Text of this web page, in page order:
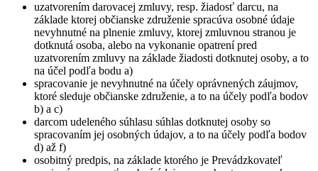
uzatvorením darovacej zmluvy, resp. žiadosť darcu, na
základe ktorej občianske združenie spracúva osobné údaje
nevyhnutné na plnenie zmluvy, ktorej zmluvnou stranou je
dotknutá osoba, alebo na vykonanie opatrení pred
uzatvorením zmluvy na základe žiadosti dotknutej osoby, a to
na účel podľa bodu a)
spracovanie je nevyhnutné na účely oprávnených záujmov,
ktoré sleduje občianske združenie, a to na účely podľa bodov
b) a c)
darcom udeleného súhlasu súhlas dotknutej osoby so
spracovaním jej osobných údajov, a to na účely podľa bodov
d) až f)
osobitný predpis, na základe ktorého je Prevádzkovateľ